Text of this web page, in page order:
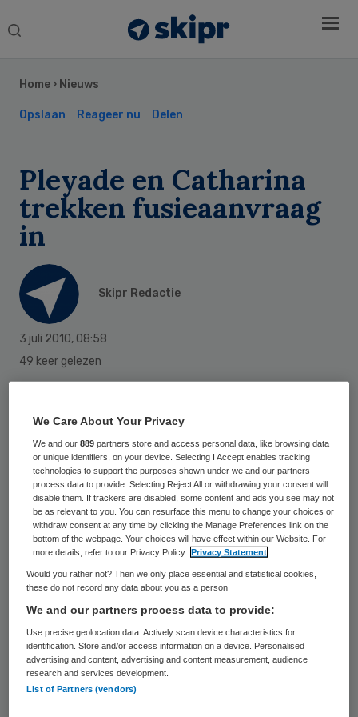
Search
Home › Nieuws
Opslaan Reageer nu Delen
Pleyade en Catharina
trekken fusieaanvraag
in
Skipr Redactie
3 juli 2010, 08:58
49 keer gelezen
Arnhem hebben hun aanvraag voor een
vergunning voor een fusie ingetrokken. Zij
zijn de Nederlandse Mededingingsautoriteit
(NMa) net voor geweest: de NMa was van
plan de fusie te verbieden. Dat laat de NMa
vrijdag weten.
Concurrentie belemmeren
PleyadeenCatharinazijn actief in de
verzorgingshuiszorg en psychogeriatrische
en somatische verpleeghuiszorg. Volgens
Sidebar
We Care About Your Privacy
We and our889 partners store and access personal data, like browsing data
or unique identifiers, on your device. Selecting I Accept enables tracking
technologies to support the purposes shown under we and our partners
process data to provide. Selecting Reject All or withdrawing your consent will
disable them. If trackers are disabled, some content and ads you see may not
be as relevant to you. You can resurface this menu to change your choices or
withdraw consent at any time by clicking the Manage Preferences link on the
bottom of the webpage. Your choices will have effect within our Website. For
more details, refer to our Privacy Policy.
Privacy Statement
Would you rather not? Then we only place essential and statistical cookies,
these do not record any data about you as a person
We and our partners process data to provide:
Use precise geolocation data. Actively scan device characteristics for
identification. Store and/or access information on a device. Personalised
advertising and content, advertising and content measurement, audience
research and services development.
List of Partners (vendors)